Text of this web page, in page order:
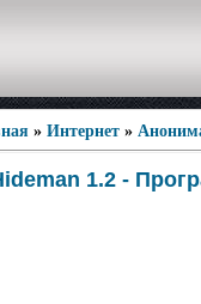
» Интернет »
1.2 -